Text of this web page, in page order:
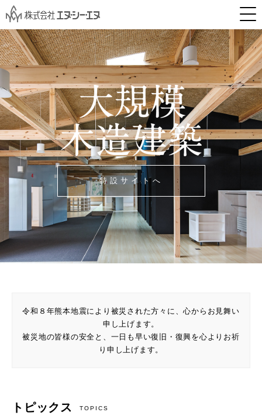
特設サイトへ
令和８年熊本地震により被災された方々に、心からお見舞い
申し上げます。
被災地の皆様の安全と、一日も早い復旧・復興を心よりお祈
り申し上げます。
トピックス TOPICS